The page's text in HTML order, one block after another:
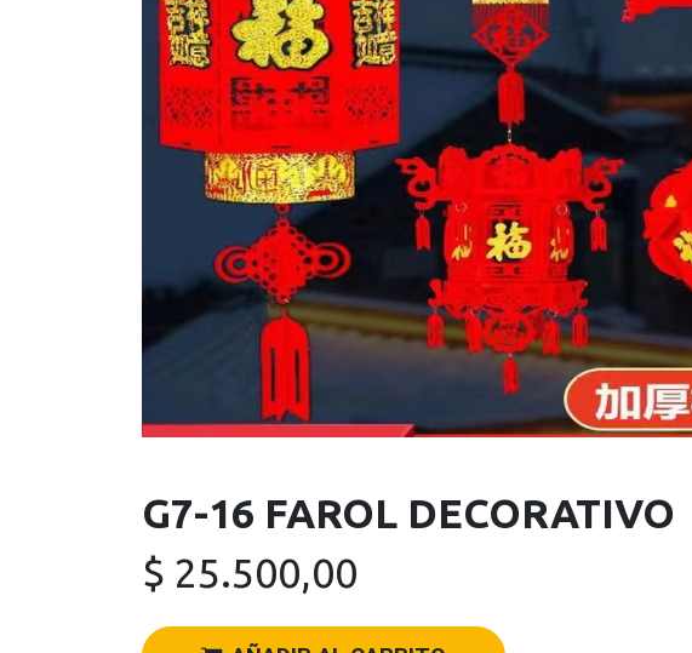
G7-16 FAROL DECORATIVO
$ 25.500,00